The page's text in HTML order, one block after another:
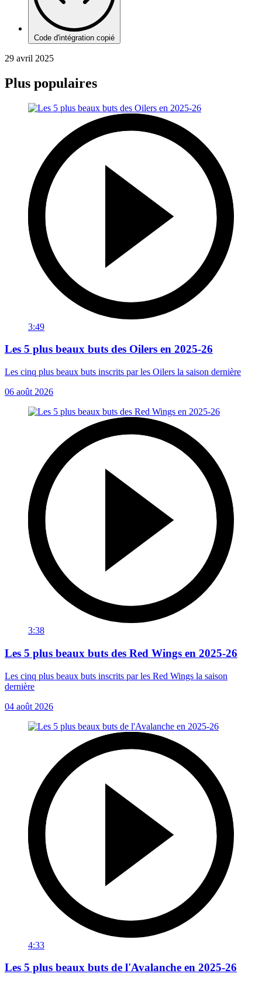
Code d'intégration copié
29 avril 2025
Plus populaires
3:49
Les 5 plus beaux buts des Oilers en 2025-26
Les cinq plus beaux buts inscrits par les Oilers la saison dernière
06 août 2026
3:38
Les 5 plus beaux buts des Red Wings en 2025-26
Les cinq plus beaux buts inscrits par les Red Wings la saison
dernière
04 août 2026
4:33
Les 5 plus beaux buts de l'Avalanche en 2025-26